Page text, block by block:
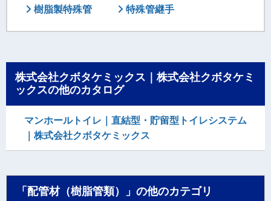
樹脂製特殊管
特殊管継手
株式会社クボタケミックス｜株式会社クボタケミ
ックスの他のカタログ
マンホールトイレ｜直結型・貯留型トイレシステム
｜株式会社クボタケミックス
「配管材（樹脂管類）」の他のカテゴリ